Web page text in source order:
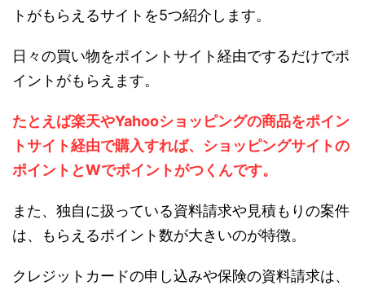
トがもらえるサイトを5つ紹介します。
日々の買い物をポイントサイト経由でするだけでポ
イントがもらえます。
たとえば楽天やYahooショッピングの商品をポイン
トサイト経由で購入すれば、ショッピングサイトの
ポイントとWでポイントがつくんです。
また、独自に扱っている資料請求や見積もりの案件
は、もらえるポイント数が大きいのが特徴。
クレジットカードの申し込みや保険の資料請求は、